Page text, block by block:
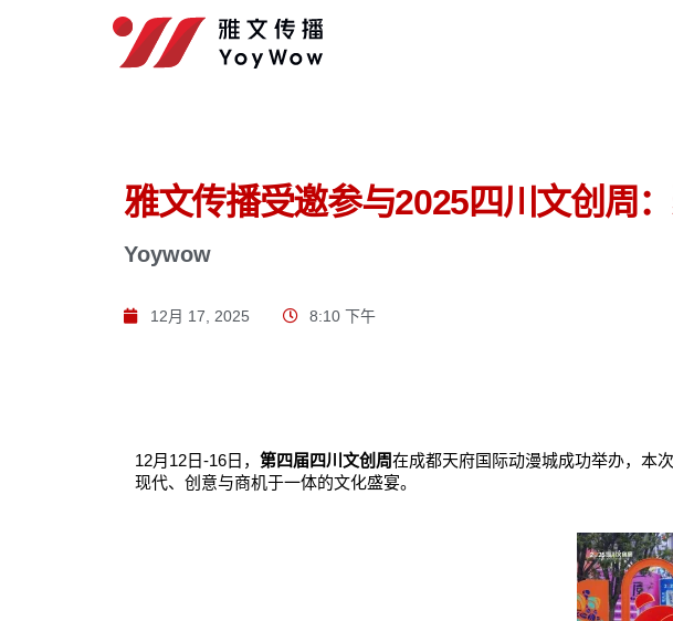
雅文传播受邀参与2025四川文创周
Yoywow
12月 17, 2025 8:10 下午
12月12日-16日， 第四届四川文创周在成都天府国际动漫城成功举办，本
现代、创意与商机于一体的文化盛宴。